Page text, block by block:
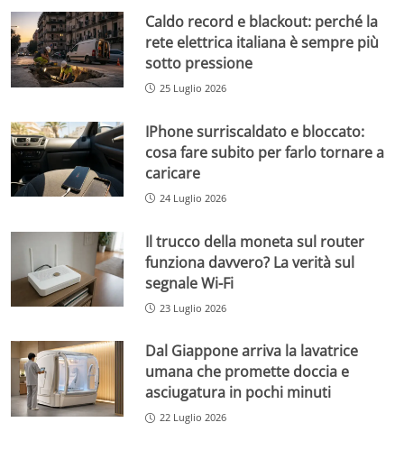
Caldo record e blackout: perché la
rete elettrica italiana è sempre più
sotto pressione
25 Luglio 2026
IPhone surriscaldato e bloccato:
cosa fare subito per farlo tornare a
caricare
24 Luglio 2026
Il trucco della moneta sul router
funziona davvero? La verità sul
segnale Wi-Fi
23 Luglio 2026
Dal Giappone arriva la lavatrice
umana che promette doccia e
asciugatura in pochi minuti
22 Luglio 2026